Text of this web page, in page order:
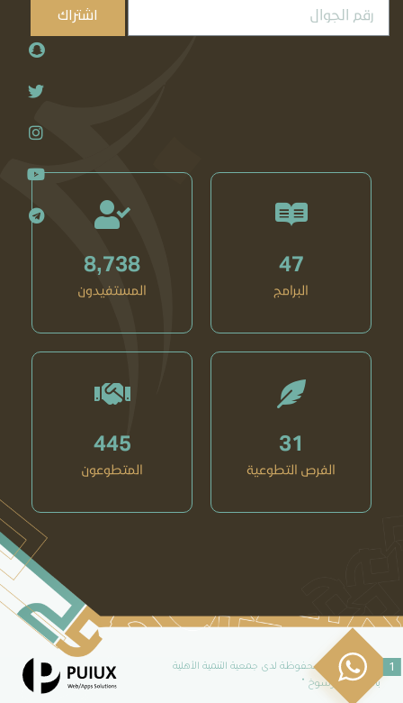
اشتراك
47
البرامج
8,738
المستفيدون
31
الفرص التطوعية
445
المتطوعون
جميع الحقوق محفوظة لدى جمعية التنمية الأهلية
بالهفوف " رسوخ "
1